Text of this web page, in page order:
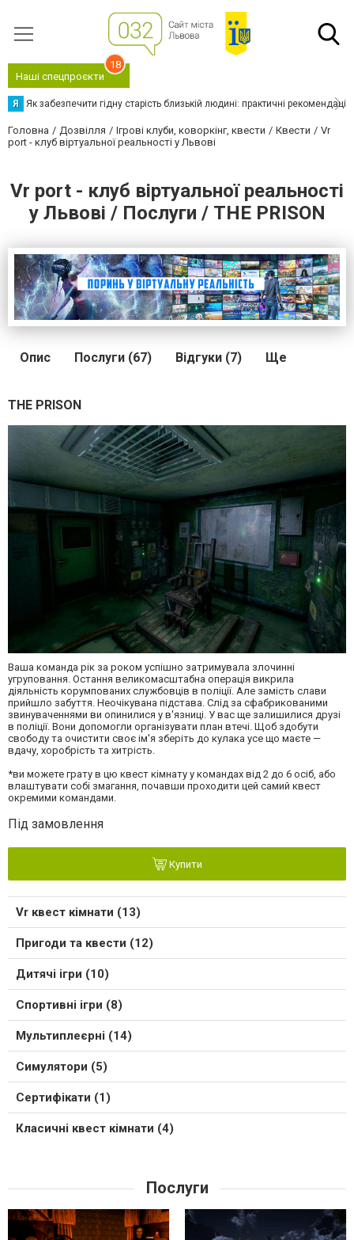
Наші спецпроєкти
18
Я Як забезпечити гідну старість близькій людині: практичні рекомендації
Головна Дозвілля Ігрові клуби, коворкінг, квести Квести
Vr
port - клуб віртуальної реальності у Львові
Vr port - клуб віртуальної реальності
у Львові / Послуги / THE PRISON
Опис Послуги (67) Відгуки (7) Ще
THE PRISON
Ваша команда рік за роком успішно затримувала злочинні
угруповання. Остання великомасштабна операція викрила
діяльність корумпованих службовців в поліції. Але замість слави
прийшло забуття. Неочікувана підстава. Слід за сфабрикованими
звинуваченнями ви опинилися у в'язниці. У вас ще залишилися друзі
в поліції. Вони допомогли організувати план втечі. Щоб здобути
свободу та очистити своє ім'я зберіть до кулака усе що маєте —
вдачу, хоробрість та хитрість.
*ви можете грату в цю квест кімнату у командах від 2 до 6 осіб, або
влаштувати собі змагання, почавши проходити цей самий квест
окремими командами.
Під замовлення
Купити
Vr квест кімнати (13)
Пригоди та квести (12)
Дитячі ігри (10)
Спортивні ігри (8)
Мультиплеєрні (14)
Симулятори (5)
Сертифікати (1)
Класичні квест кімнати (4)
Послуги